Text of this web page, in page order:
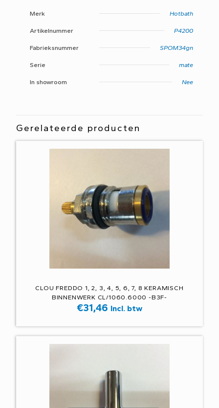
Merk Hotbath
Artikelnummer P4200
Fabrieksnummer SPOM34gn
Serie mate
In showroom Nee
Gerelateerde producten
CLOU FREDDO 1, 2, 3, 4, 5, 6, 7, 8 KERAMISCH
BINNENWERK CL/1060.6000 -B3F-
€31,46 Incl. btw